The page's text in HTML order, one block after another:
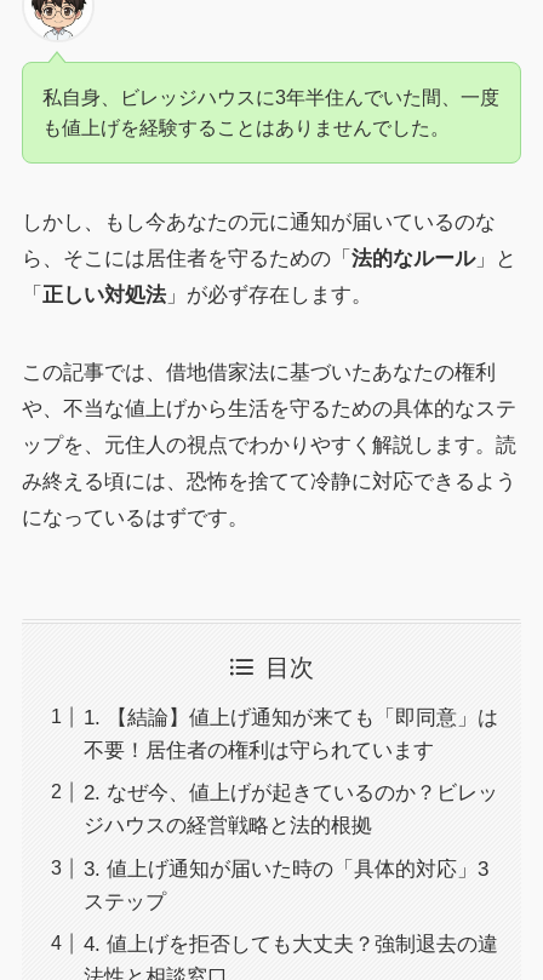
私自身、ビレッジハウスに3年半住んでいた間、一度
も値上げを経験することはありませんでした。
しかし、もし今あなたの元に通知が届いているのな
ら、そこには居住者を守るための「 法的なルール」と
「 正しい対処法」が必ず存在します。
この記事では、借地借家法に基づいたあなたの権利
や、不当な値上げから生活を守るための具体的なステ
ップを、元住人の視点でわかりやすく解説します。読
み終える頃には、恐怖を捨てて冷静に対応できるよう
になっているはずです。
目次
1. 【結論】値上げ通知が来ても「即同意」は
不要！居住者の権利は守られています
2. なぜ今、値上げが起きているのか？ビレッ
ジハウスの経営戦略と法的根拠
3. 値上げ通知が届いた時の「具体的対応」3
ステップ
4. 値上げを拒否しても大丈夫？強制退去の違